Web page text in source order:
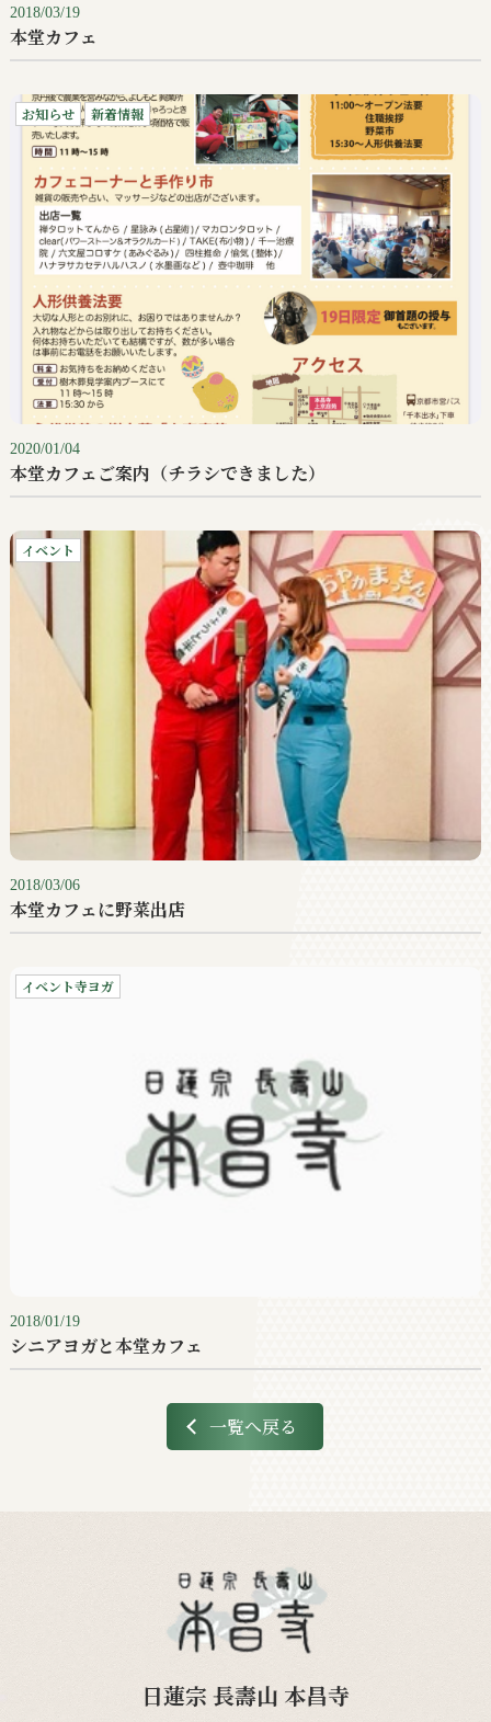
2018/03/19
本堂カフェ
お知らせ 新着情報
2020/01/04
本堂カフェご案内（チラシできました）
イベント
2018/03/06
本堂カフェに野菜出店
イベント寺ヨガ
2018/01/19
シニアヨガと本堂カフェ
一覧へ戻る
日蓮宗 長壽山 本昌寺